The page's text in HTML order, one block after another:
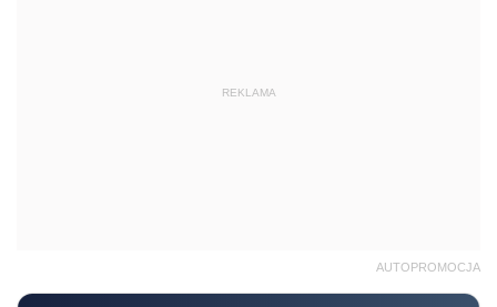
REKLAMA
AUTOPROMOCJA